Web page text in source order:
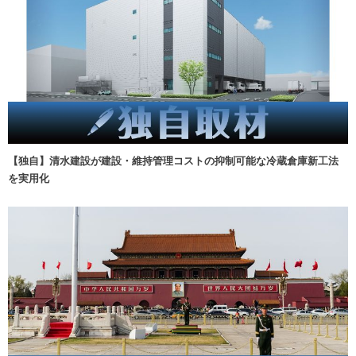
【独自】清水建設が建設・維持管理コストの抑制可能な冷蔵倉庫新工法
を実用化